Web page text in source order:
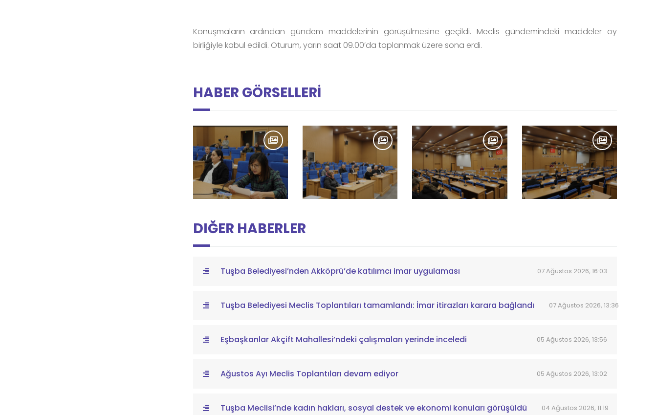
Konuşmaların ardından gündem maddelerinin görüşülmesine geçildi. Meclis gündemindeki maddeler oy
birliğiyle kabul edildi. Oturum, yarın saat 09.00’da toplanmak üzere sona erdi.
HABER GÖRSELLERİ
DIĞER HABERLER
Tuşba Belediyesi’nden Akköprü’de katılımcı imar uygulaması 07 Ağustos 2026, 16:03
Tuşba Belediyesi Meclis Toplantıları tamamlandı: İmar itirazları karara bağlandı 07 Ağustos 2026, 13:36
Eşbaşkanlar Akçift Mahallesi’ndeki çalışmaları yerinde inceledi 05 Ağustos 2026, 13:56
Ağustos Ayı Meclis Toplantıları devam ediyor 05 Ağustos 2026, 13:02
Tuşba Meclisi’nde kadın hakları, sosyal destek ve ekonomi konuları görüşüldü 04 Ağustos 2026, 11:19